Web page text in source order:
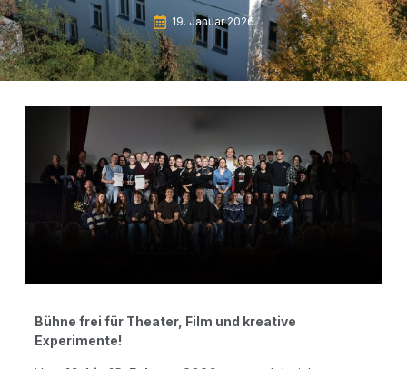
19. Januar 2026
Büh­ne frei für Thea­ter, Film und krea­ti­ve
Experimente!